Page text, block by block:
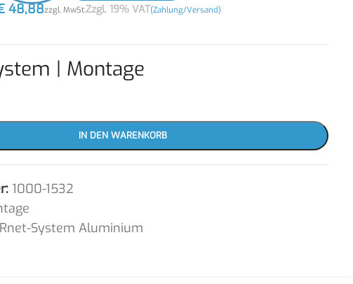
48,88zzgl. MwSt.Zzgl. 19% VAT(Zahlung/Versand)
| Montage
IN DEN WARENKORB
1000-1532
System Aluminium